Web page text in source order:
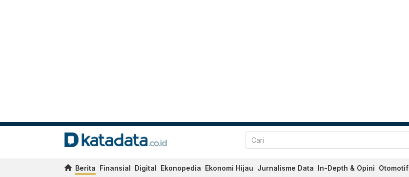
Berita Finansial Digital Ekonopedia Ekonomi Hijau Jurnalisme Data In-Depth & Opini Otomotif